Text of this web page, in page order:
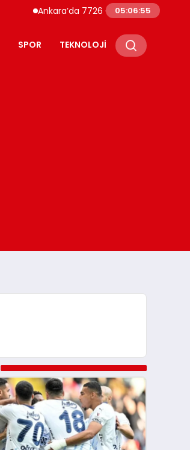
Ankara’da 7726 Genç Faizsiz Evlilik
05:06:56
SPOR TEKNOLOJI